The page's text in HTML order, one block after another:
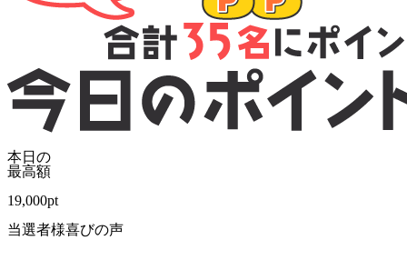
本日の
最高額
19,000pt
当選者様喜びの声